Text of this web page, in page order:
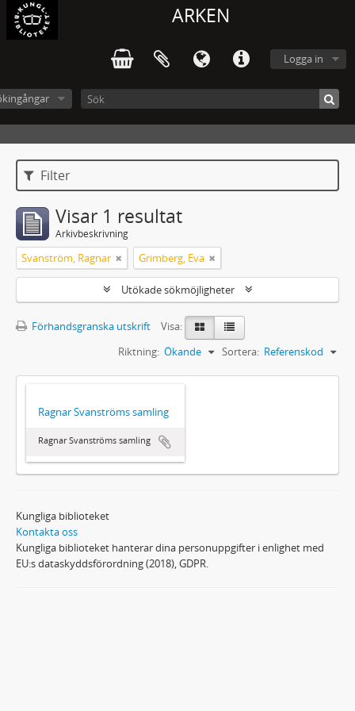
ARKEN
Logga in
Filter
Visar 1 resultat
Arkivbeskrivning
Svanström, Ragnar Grimberg, Eva
Utökade sökmöjligheter
Förhandsgranska utskrift
Visa:
Sortera: Referenskod
Riktning: Ökande
Ragnar Svanströms samling
Ragnar Svanströms samling
Kungliga biblioteket
Kontakta oss
Kungliga biblioteket hanterar dina personuppgifter i enlighet med
EU:s dataskyddsförordning (2018), GDPR.